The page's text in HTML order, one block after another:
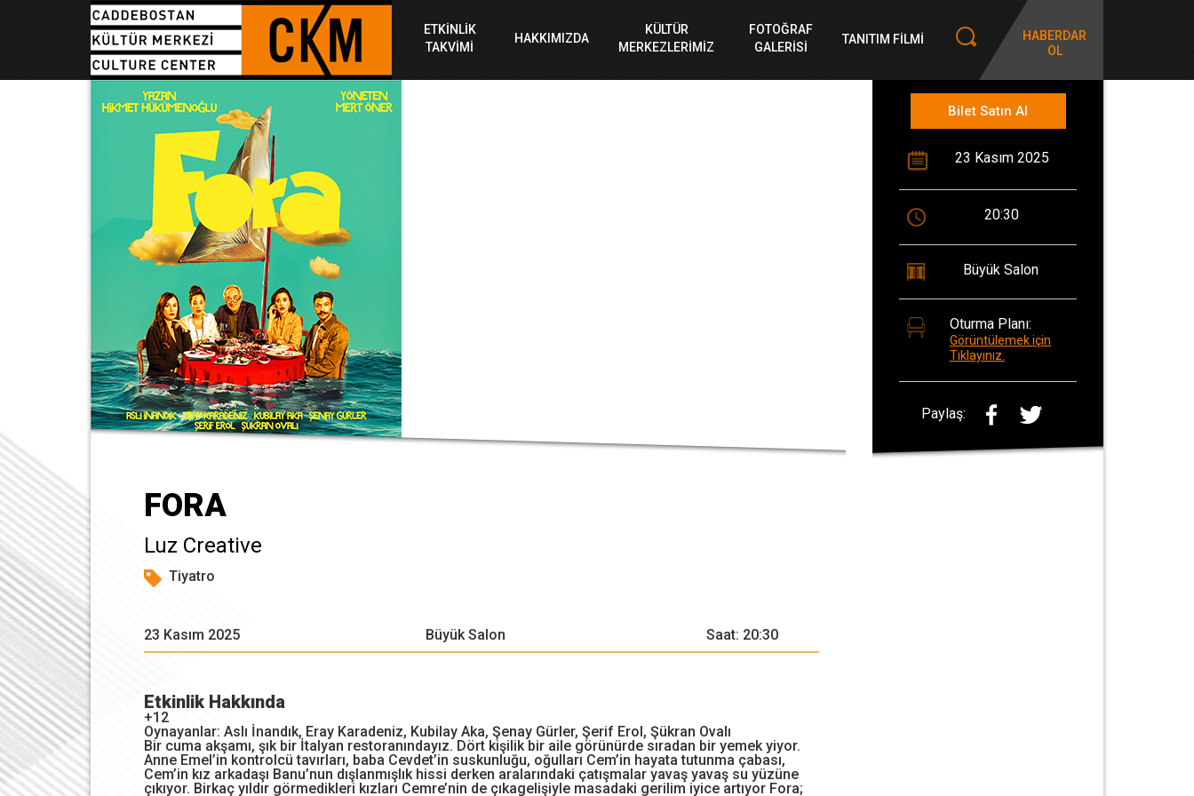
ETKİNLİK
TAKVİMİ
HAKKIMIZDA
KÜLTÜR
MERKEZLERİMİZ
FOTOĞRAF
GALERİSİ
TANITIM FİLMİ
HABERDAR
OL
Bilet Satın Al
23 Kasım 2025
20:30
Büyük Salon
Oturma Planı:
Görüntülemek için
Tıklayınız.
Paylaş:
FORA
Luz Creative
Tiyatro
23 Kasım 2025 Büyük Salon Saat: 20:30
Etkinlik Hakkında
+12
Oynayanlar: Aslı İnandık, Eray Karadeniz, Kubilay Aka, Şenay Gürler, Şerif Erol, Şükran Ovalı
Bir cuma akşamı, şık bir İtalyan restoranındayız. Dört kişilik bir aile görünürde sıradan bir yemek yiyor.
Anne Emel’in kontrolcü tavırları, baba Cevdet’in suskunluğu, oğulları Cem’in hayata tutunma çabası,
Cem’in kız arkadaşı Banu’nun dışlanmışlık hissi derken aralarındaki çatışmalar yavaş yavaş su yüzüne
çıkıyor. Birkaç yıldır görmedikleri kızları Cemre’nin de çıkagelişiyle masadaki gerilim iyice artıyor Fora;